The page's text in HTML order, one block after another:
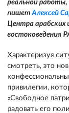
реальной работы,
пишетАлексей
Центра арабских
востоковедения
Характеризуя
смотреть, это
привилегии,
«Свободное
радовать его